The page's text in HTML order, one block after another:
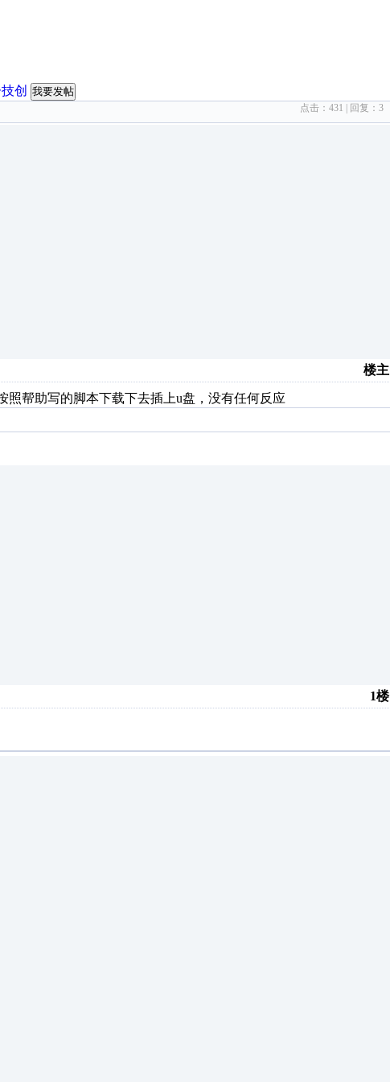
创 我要发帖
点击： 431 | 回复： 3
楼主
帮助写的脚本下载下去插上u盘，没有任何反应
1楼